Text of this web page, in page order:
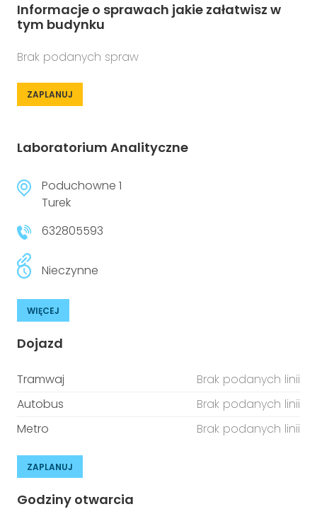
Informacje o sprawach jakie załatwisz w
tym budynku
Brak podanych spraw
ZAPLANUJ
Laboratorium Analityczne
Poduchowne 1
Turek
632805593
Nieczynne
WIĘCEJ
Dojazd
Tramwaj
Brak podanych linii
Autobus
Brak podanych linii
Metro
Brak podanych linii
ZAPLANUJ
Godziny otwarcia